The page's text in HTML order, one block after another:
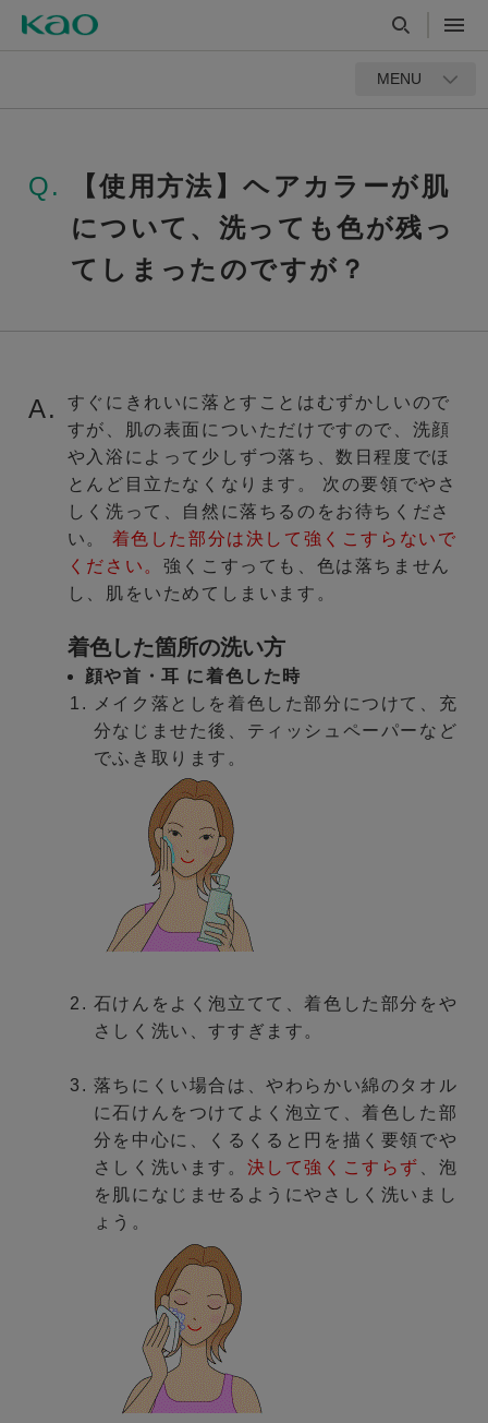
MENU
Q.
【使用方法】ヘアカラーが肌
について、洗っても色が残っ
てしまったのですが？
A.
すぐにきれいに落とすことはむずかしいので
すが、肌の表面についただけですので、洗顔
や入浴によって少しずつ落ち、数日程度でほ
とんど目立たなくなります。 次の要領でやさ
しく洗って、自然に落ちるのをお待ちくださ
い。 着色した部分は決して強くこすらないで
ください。 強くこすっても、色は落ちません
し、肌をいためてしまいます。
着色した箇所の洗い方
顔や首・耳 に着色した時
メイク落としを着色した部分につけて、充
分なじませた後、ティッシュペーパーなど
でふき取ります。
石けんをよく泡立てて、着色した部分をや
さしく洗い、すすぎます。
落ちにくい場合は、やわらかい綿のタオル
に石けんをつけてよく泡立て、着色した部
分を中心に、くるくると円を描く要領でや
さしく洗います。 決して強くこすらず
、泡
を肌になじませるようにやさしく洗いまし
ょう。